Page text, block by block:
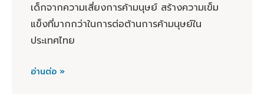
เด็กจากความเสี่ยงการค้ามนุษย์ สร้างความเข็ม
แข็งที่มากกว่าในการต่อต้านการค้ามนุษย์ใน
ประเทศไทย
อ่านต่อ »